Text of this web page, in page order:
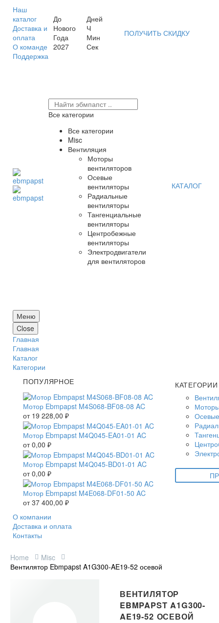
Наш
каталог
Доставка и
оплата
О команде
Поддержка
До
Нового
Года
2027
Дней
Ч
Мин
Сек
ПОЛУЧИТЬ СКИДКУ
Все категории
Все категории
Misc
Вентиляция
Моторы
вентиляторов
Осевые
вентиляторы
Радиальные
вентиляторы
Тангенциальные
вентиляторы
Центробежные
вентиляторы
Электродвигатели
для вентиляторов
КАТАЛОГ
Меню
Close
Главная
Главная
Каталог
Категории
ПОПУЛЯРНОЕ
Мотор Ebmpapst M4S068-BF08-08 AC
от 19 228,00 ₽
Мотор Ebmpapst M4Q045-EA01-01 AC
от0,00 ₽
Мотор Ebmpapst M4Q045-BD01-01 AC
от0,00 ₽
Мотор Ebmpapst M4E068-DF01-50 AC
от37 400,00 ₽
КАТЕГОРИИ
О компании
Доставка и оплата
Контакты
Home
Misc
Вентилятор Ebmpapst A1G300-AE19-52 осевой
ВЕНТИЛЯТОР
EBMPAPST A1G300-
AE19-52 ОСЕВОЙ